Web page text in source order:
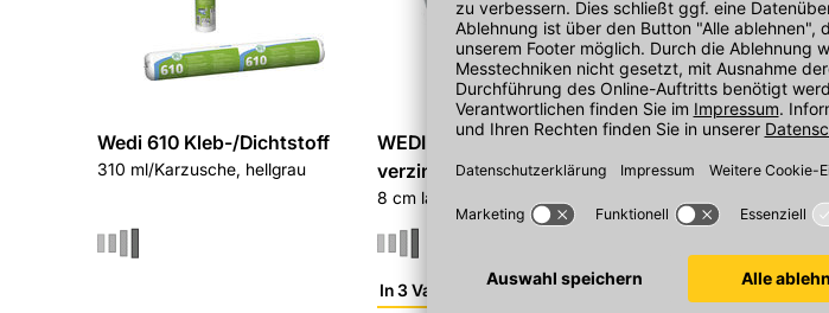
Wedi 610 Kleb-/Dichtstoff
310 ml/Karzusche, hellgrau
WEDI Tools Metalldübel
verzinkt
8 cm lang MD8 09-49-20/108
In 3 Varianten
Armierband
weiß - 25 m x 125 mm